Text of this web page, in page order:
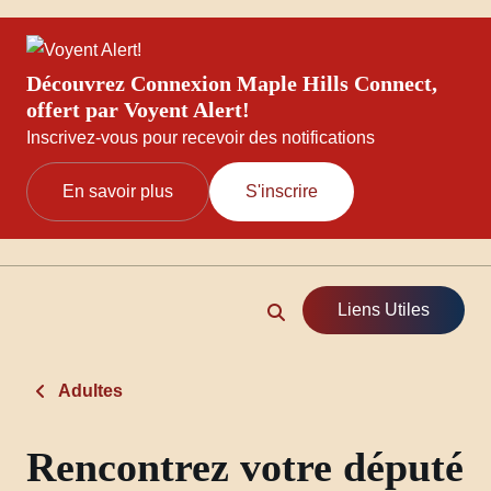
Découvrez Connexion Maple Hills Connect,
offert par Voyent Alert!
Inscrivez-vous pour recevoir des notifications
En savoir plus S'inscrire
Liens Utiles
Adultes
Rencontrez votre député